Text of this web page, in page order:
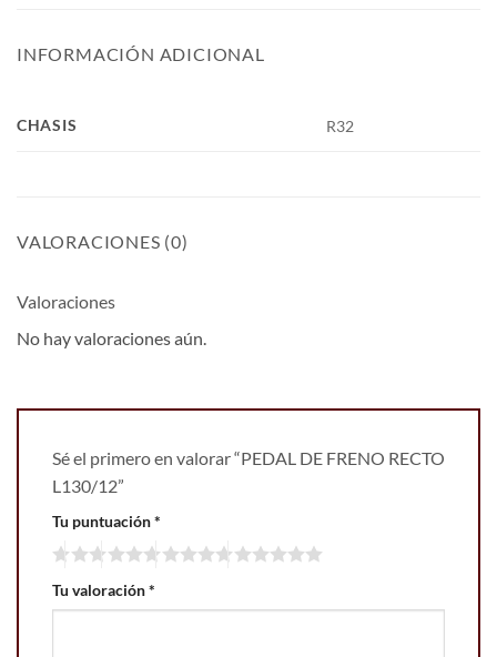
INFORMACIÓN ADICIONAL
CHASIS R32
VALORACIONES (0)
Valoraciones
No hay valoraciones aún.
Sé el primero en valorar “PEDAL DE FRENO RECTO
L130/12”
Tu puntuación*
Tu valoración*